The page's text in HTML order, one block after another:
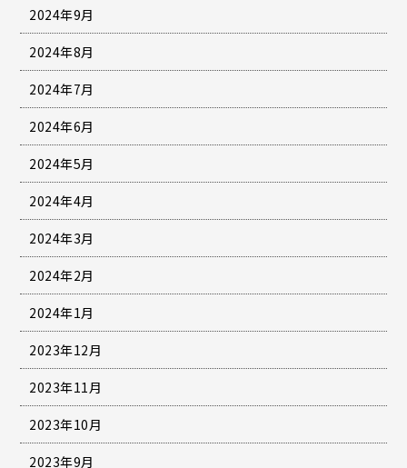
2024年9月
2024年8月
2024年7月
2024年6月
2024年5月
2024年4月
2024年3月
2024年2月
2024年1月
2023年12月
2023年11月
2023年10月
2023年9月